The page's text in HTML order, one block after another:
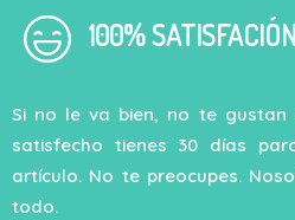
100% SATISFACIÓN
Si no le va bien, no te
satisfecho tienes 30 días
artículo. No te preocupes.
todo.